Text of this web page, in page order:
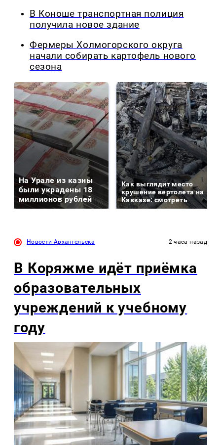
В Коноше транспортная полиция
получила новое здание
Фермеры Холмогорского округа
начали собирать картофель нового
сезона
На Урале из казны
были украдены 18
миллионов рублей
Как выглядит место
крушение вертолета на
Кавказе: смотреть
Новости Архангельска 2 часа назад
В Коряжме идёт приёмка
образовательных
учреждений к учебному
году